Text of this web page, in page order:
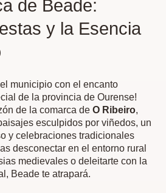
de Beade:
y la Esencia
municipio con el encanto
de la provincia de Ourense!
de la comarca de O Ribeiro,
esculpidos por viñedos, un
y celebraciones tradicionales
desconectar en el entorno rural
medievales o deleitarte con la
Beade te atrapará.